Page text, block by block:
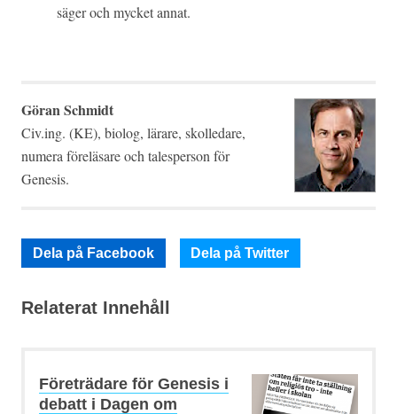
säger och mycket annat.
Göran Schmidt
Civ.ing. (KE), biolog, lärare, skolledare,
numera föreläsare och talesperson för
Genesis.
Dela på Facebook Dela på Twitter
Relaterat Innehåll
Företrädare för Genesis i
debatt i Dagen om